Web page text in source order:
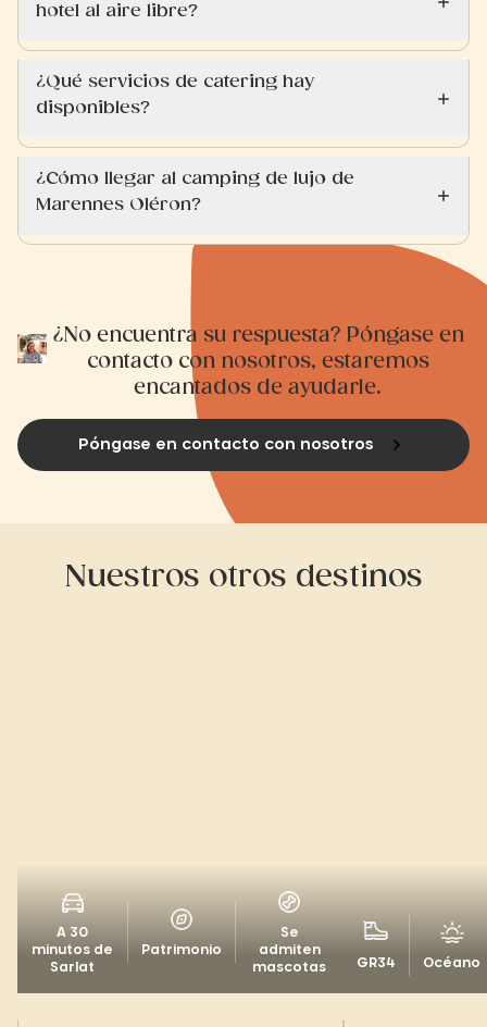
hotel al aire libre?
¿Qué servicios de catering hay
disponibles?
¿Cómo llegar al camping de lujo de
Marennes Oléron?
¿No encuentra su respuesta? Póngase en
contacto con nosotros, estaremos
encantados de ayudarle.
Póngase en contacto con nosotros
Nuestros otros destinos
A 30
minutos de
Sarlat
Patrimonio
Se
admiten
mascotas
GR34 Océano